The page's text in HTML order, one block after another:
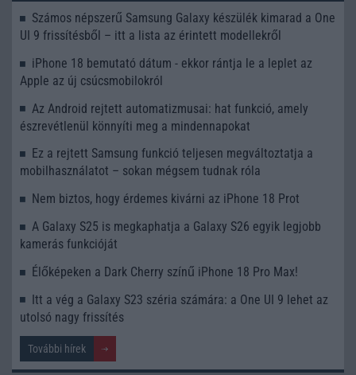
Számos népszerű Samsung Galaxy készülék kimarad a One
UI 9 frissítésből – itt a lista az érintett modellekről
iPhone 18 bemutató dátum - ekkor rántja le a leplet az
Apple az új csúcsmobilokról
Az Android rejtett automatizmusai: hat funkció, amely
észrevétlenül könnyíti meg a mindennapokat
Ez a rejtett Samsung funkció teljesen megváltoztatja a
mobilhasználatot – sokan mégsem tudnak róla
Nem biztos, hogy érdemes kivárni az iPhone 18 Prot
A Galaxy S25 is megkaphatja a Galaxy S26 egyik legjobb
kamerás funkcióját
Élőképeken a Dark Cherry színű iPhone 18 Pro Max!
Itt a vég a Galaxy S23 széria számára: a One UI 9 lehet az
utolsó nagy frissítés
További hírek